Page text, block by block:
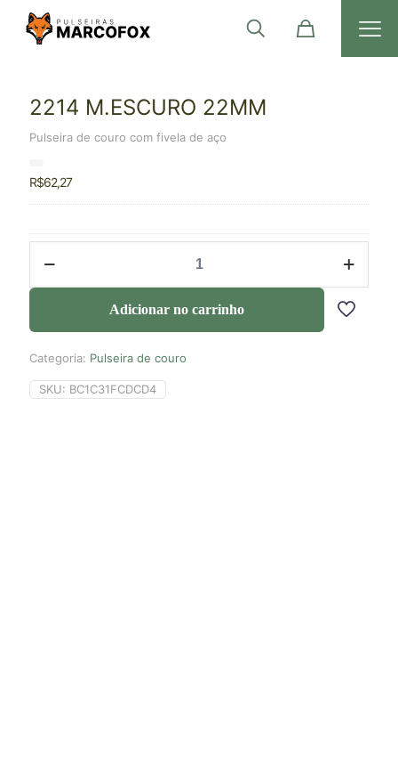
2214 M.ESCURO 22MM
Pulseira de couro com fivela de aço
R$62,27
Adicionar no carrinho
Categoria: Pulseira de couro
SKU: BC1C31FCDCD4